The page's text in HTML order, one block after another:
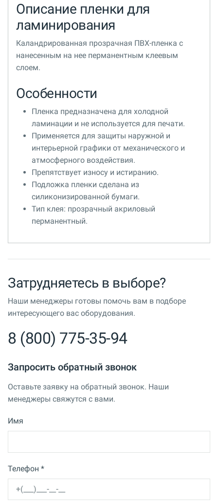
Описание пленки для
ламинирования
Каландрированная прозрачная ПВХ-пленка с
нанесенным на нее перманентным клеевым
слоем.
Особенности
Пленка предназначена для холодной
ламинации и не используется для печати.
Применяется для защиты наружной и
интерьерной графики от механического и
атмосферного воздействия.
Препятствует износу и истиранию.
Подложка пленки сделана из
силиконизированной бумаги.
Тип клея: прозрачный акриловый
перманентный.
Затрудняетесь в выборе?
Наши менеджеры готовы помочь вам в подборе
интересующего вас оборудования.
8 (800) 775-35-94
Запросить обратный звонок
Оставьте заявку на обратный звонок. Наши
менеджеры свяжутся с вами.
Имя
Телефон *